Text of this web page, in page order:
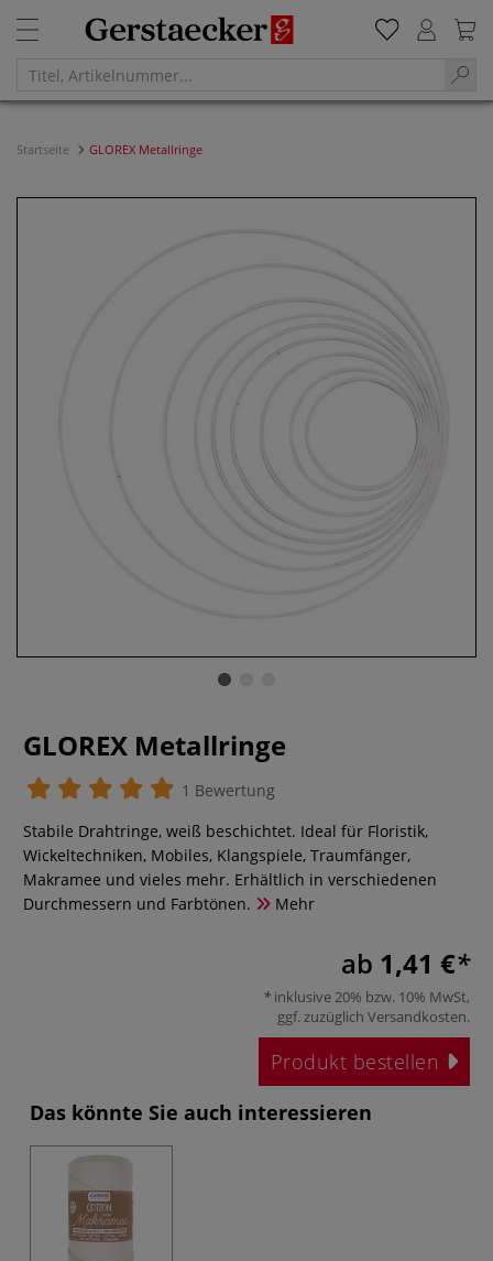
Startseite GLOREX Metallringe
GLOREX Metallringe
1 Bewertung
Stabile Drahtringe, weiß beschichtet. Ideal für Floristik,
Wickeltechniken, Mobiles, Klangspiele, Traumfänger,
Makramee und vieles mehr. Erhältlich in verschiedenen
Durchmessern und Farbtönen.
Mehr
ab 1,41 €
inklusive 20% bzw. 10% MwSt,
ggf. zuzüglich Versandkosten.
Produkt bestellen
Das könnte Sie auch interessieren